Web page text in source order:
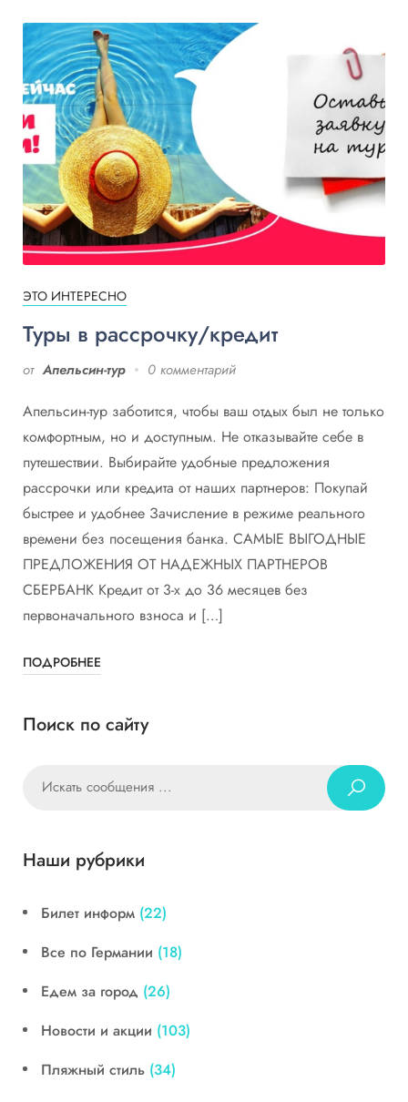
ЭТО ИНТЕРЕСНО
Туры в рассрочку/кредит
от Апельсин-тур 0 комментарий
Апельсин-тур заботится, чтобы ваш отдых был не только
комфортным, но и доступным. Не отказывайте себе в
путешествии. Выбирайте удобные предложения
рассрочки или кредита от наших партнеров: Покупай
быстрее и удобнее Зачисление в режиме реального
времени без посещения банка. САМЫЕ ВЫГОДНЫЕ
ПРЕДЛОЖЕНИЯ ОТ НАДЕЖНЫХ ПАРТНЕРОВ
СБЕРБАНК Кредит от 3-х до 36 месяцев без
первоначального взноса и […]
ПОДРОБНЕЕ
Поиск по сайту
Наши рубрики
Билет информ (22)
Все по Германии (18)
Едем за город (26)
Новости и акции (103)
Пляжный стиль (34)